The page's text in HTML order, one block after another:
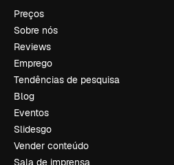
Preços
Sobre nós
Reviews
Emprego
Tendências de pesquisa
Blog
Eventos
Slidesgo
Vender conteúdo
Sala de imprensa